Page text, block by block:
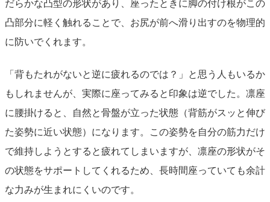
だらかな凸型の形状があり、座ったときに脚の付け根がこの
凸部分に軽く触れることで、お尻が前へ滑り出すのを物理的
に防いでくれます。
「背もたれがないと逆に疲れるのでは？」と思う人もいるか
もしれませんが、実際に座ってみると印象は逆でした。凛座
に腰掛けると、自然と骨盤が立った状態（背筋がスッと伸び
た姿勢に近い状態）になります。この姿勢を自分の筋力だけ
で維持しようとすると疲れてしまいますが、凛座の形状がそ
の状態をサポートしてくれるため、長時間座っていても余計
な力みが生まれにくいのです。